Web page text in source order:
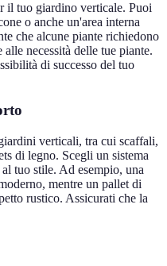
il tuo giardino verticale. Puoi
o anche un'area interna
che alcune piante richiedono
necessità delle tue piante.
di successo del tuo
verticali, tra cui scaffali,
di legno. Scegli un sistema
tuo stile. Ad esempio, una
mentre un pallet di
rustico. Assicurati che la